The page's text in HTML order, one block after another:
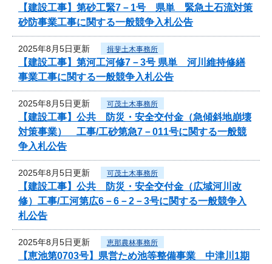
【建設工事】第砂工緊7－1号 県単 緊急土石流対策
砂防事業工事に関する一般競争入札公告
2025年8月5日更新 揖斐土木事務所
【建設工事】第河工河修7－3号 県単 河川維持修繕
事業工事に関する一般競争入札公告
2025年8月5日更新 可茂土木事務所
【建設工事】公共 防災・安全交付金（急傾斜地崩壊
対策事業） 工事/工砂第急7－011号に関する一般競
争入札公告
2025年8月5日更新 可茂土木事務所
【建設工事】公共 防災・安全交付金（広域河川改
修）工事/工河第広6－6－2－3号に関する一般競争入
札公告
2025年8月5日更新 恵那農林事務所
【恵池第0703号】県営ため池等整備事業 中津川1期